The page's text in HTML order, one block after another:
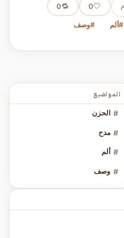
🤍
0
🔁
0
#ألم #وصف
المواضيع
# الحزن
# مدح
# ألم
# وصف